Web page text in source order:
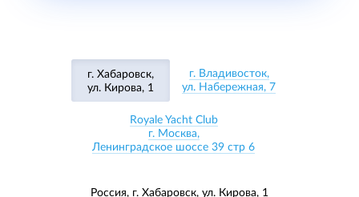
г. Хабаровск,
ул. Кирова, 1
г. Владивосток,
ул. Набережная, 7
Royale Yacht Club
г. Москва,
Ленинградское шоссе 39 стр 6
Россия, г. Хабаровск, ул. Кирова, 1